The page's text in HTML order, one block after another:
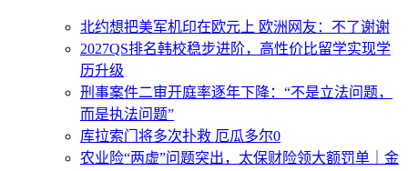
北约想把美军机印在欧元上 欧洲网友：不了谢谢
2027QS排名韩校稳步进阶，高性价比留学实现学
历升级
刑事案件二审开庭率逐年下降：“不是立法问题，
而是执法问题”
库拉索门将多次扑救 厄瓜多尔0
农业险“两虚”问题突出，太保财险领大额罚单｜金